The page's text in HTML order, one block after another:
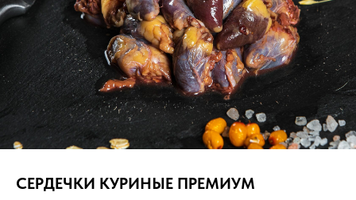
СЕРДЕЧКИ КУРИНЫЕ ПРЕМИУМ